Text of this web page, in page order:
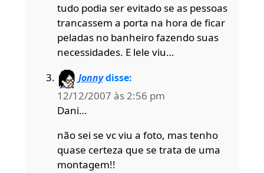
tudo podia ser evitado se as pessoas
trancassem a porta na hora de ficar
peladas no banheiro fazendo suas
necessidades. E lele viu…
Jonny disse:
12/12/2007 às 2:56 pm
Dani…
não sei se vc viu a foto, mas tenho
quase certeza que se trata de uma
montagem!!